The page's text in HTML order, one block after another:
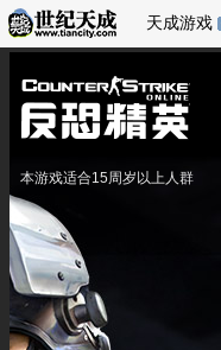
本游戏适合15周岁以上人群
天成游戏